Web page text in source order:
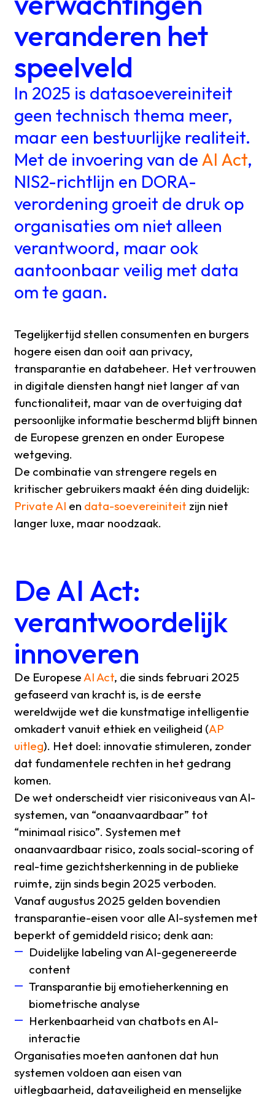
veranderen het
speelveld
In 2025 is datasoevereiniteit
geen technisch thema meer,
maar een bestuurlijke realiteit.
Met de invoering van de AI Act,
NIS2-richtlijn en DORA-
verordening groeit de druk op
organisaties om niet alleen
verantwoord, maar ook
aantoonbaar veilig met data
om te gaan.
Tegelijkertijd stellen consumenten en burgers
hogere eisen dan ooit aan privacy,
transparantie en databeheer. Het vertrouwen
in digitale diensten hangt niet langer af van
functionaliteit, maar van de overtuiging dat
persoonlijke informatie beschermd blijft binnen
de Europese grenzen en onder Europese
wetgeving.
De combinatie van strengere regels en
kritischer gebruikers maakt één ding duidelijk:
Private AI en data-soevereiniteit zijn niet
langer luxe, maar noodzaak.
De AI Act:
verantwoordelijk
innoveren
De EuropeseAI Act, die sinds februari 2025
gefaseerd van kracht is, is de eerste
wereldwijde wet die kunstmatige intelligentie
omkadert vanuit ethiek en veiligheid (AP
uitleg). Het doel: innovatie stimuleren, zonder
dat fundamentele rechten in het gedrang
komen.
De wet onderscheidt vier risiconiveaus van AI-
systemen, van “onaanvaardbaar” tot
“minimaal risico”. Systemen met
onaanvaardbaar risico, zoals social-scoring of
real-time gezichtsherkenning in de publieke
ruimte, zijn sinds begin 2025 verboden.
Vanaf augustus 2025 gelden bovendien
transparantie-eisen voor alle AI-systemen met
beperkt of gemiddeld risico; denk aan:
Duidelijke labeling van AI-gegenereerde
content
Transparantie bij emotieherkenning en
biometrische analyse
Herkenbaarheid van chatbots en AI-
interactie
Organisaties moeten aantonen dat hun
systemen voldoen aan eisen van
uitlegbaarheid, dataveiligheid en menselijke